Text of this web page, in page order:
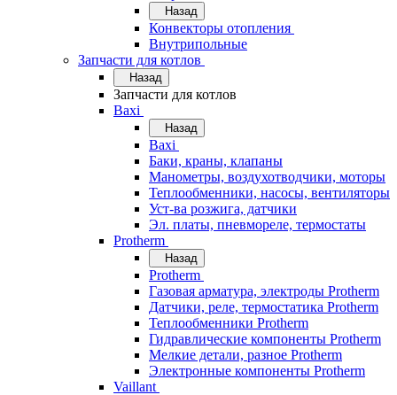
Назад
Конвекторы отопления
Внутрипольные
Запчасти для котлов
Назад
Запчасти для котлов
Baxi
Назад
Baxi
Баки, краны, клапаны
Манометры, воздухотводчики, моторы
Теплообменники, насосы, вентиляторы
Уст-ва розжига, датчики
Эл. платы, пневмореле, термостаты
Protherm
Назад
Protherm
Газовая арматура, электроды Protherm
Датчики, реле, термостатика Protherm
Теплообменники Protherm
Гидравлические компоненты Protherm
Мелкие детали, разное Protherm
Электронные компоненты Protherm
Vaillant